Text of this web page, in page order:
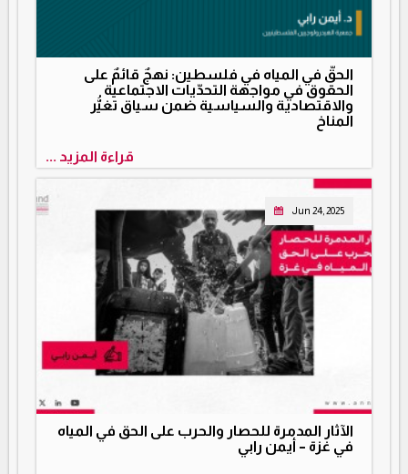
الحقّ في المياه في فلسطين: نهجٌ قائمٌ على
الحقوق في مواجهة التحدّيات الاجتماعية
والاقتصادية والسياسية ضمن سياق تغيُّر
المناخ
قراءة المزيد ...
Jun 24, 2025
الآثار المدمرة للحصار والحرب على الحق في المياه
في غزة – أيمن رابي